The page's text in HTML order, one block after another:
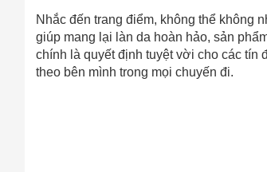
Nhắc đến trang điểm, không thể không
giúp mang lại làn da hoàn hảo, sản
chính là quyết định tuyệt vời cho các tín
theo bên mình trong mọi chuyến đi.